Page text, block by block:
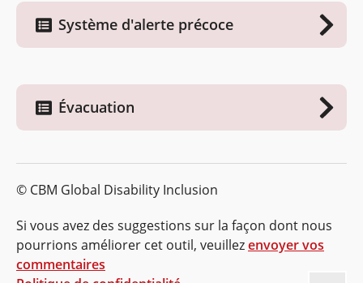
Système d'alerte précoce
Évacuation
© CBM Global Disability Inclusion
Si vous avez des suggestions sur la façon dont nous
pourrions améliorer cet outil, veuillezenvoyer vos
commentaires